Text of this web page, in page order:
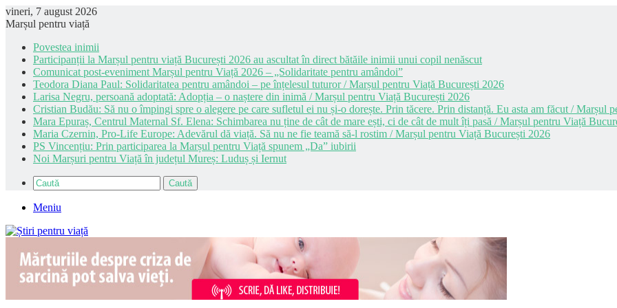
vineri, 7 august 2026
Marșul pentru viață
Povestea inimii
Participanții la Marșul pentru viață București 2026 au ascultat în direct bătăile inimii unui copil nenăscut
Comunicat post-eveniment Marșul pentru Viață 2026 – „Solidaritate pentru amândoi”
Teodora Diana Paul: Solidaritatea pentru amândoi – pe înțelesul tuturor / Marșul pentru Viață București 2026
Larisa Negru, persoană adoptată: Adopția – o naștere din inimă / Marșul pentru Viață București 2026
Cristian Budău: Să nu o împingi spre o alegere pe care sufletul ei nu și-o dorește. Prin tăcere. Prin distanță. Eu asta am făcut / Marșul
Mara Epuraș, Centrul Maternal Sf. Elena: Schimbarea nu ține de cât de mare ești, ci de cât de mult îți pasă / Marșul pentru Viață
Maria Czernin, Pro-Life Europe: Adevărul dă viață. Să nu ne fie teamă să-l rostim / Marșul pentru Viață București 2026
PS Vincențiu: Prin participarea la Marșul pentru Viață spunem „Da” iubirii
Noi Marșuri pentru Viață în județul Mureș: Luduș și Iernut
Caută
Meniu